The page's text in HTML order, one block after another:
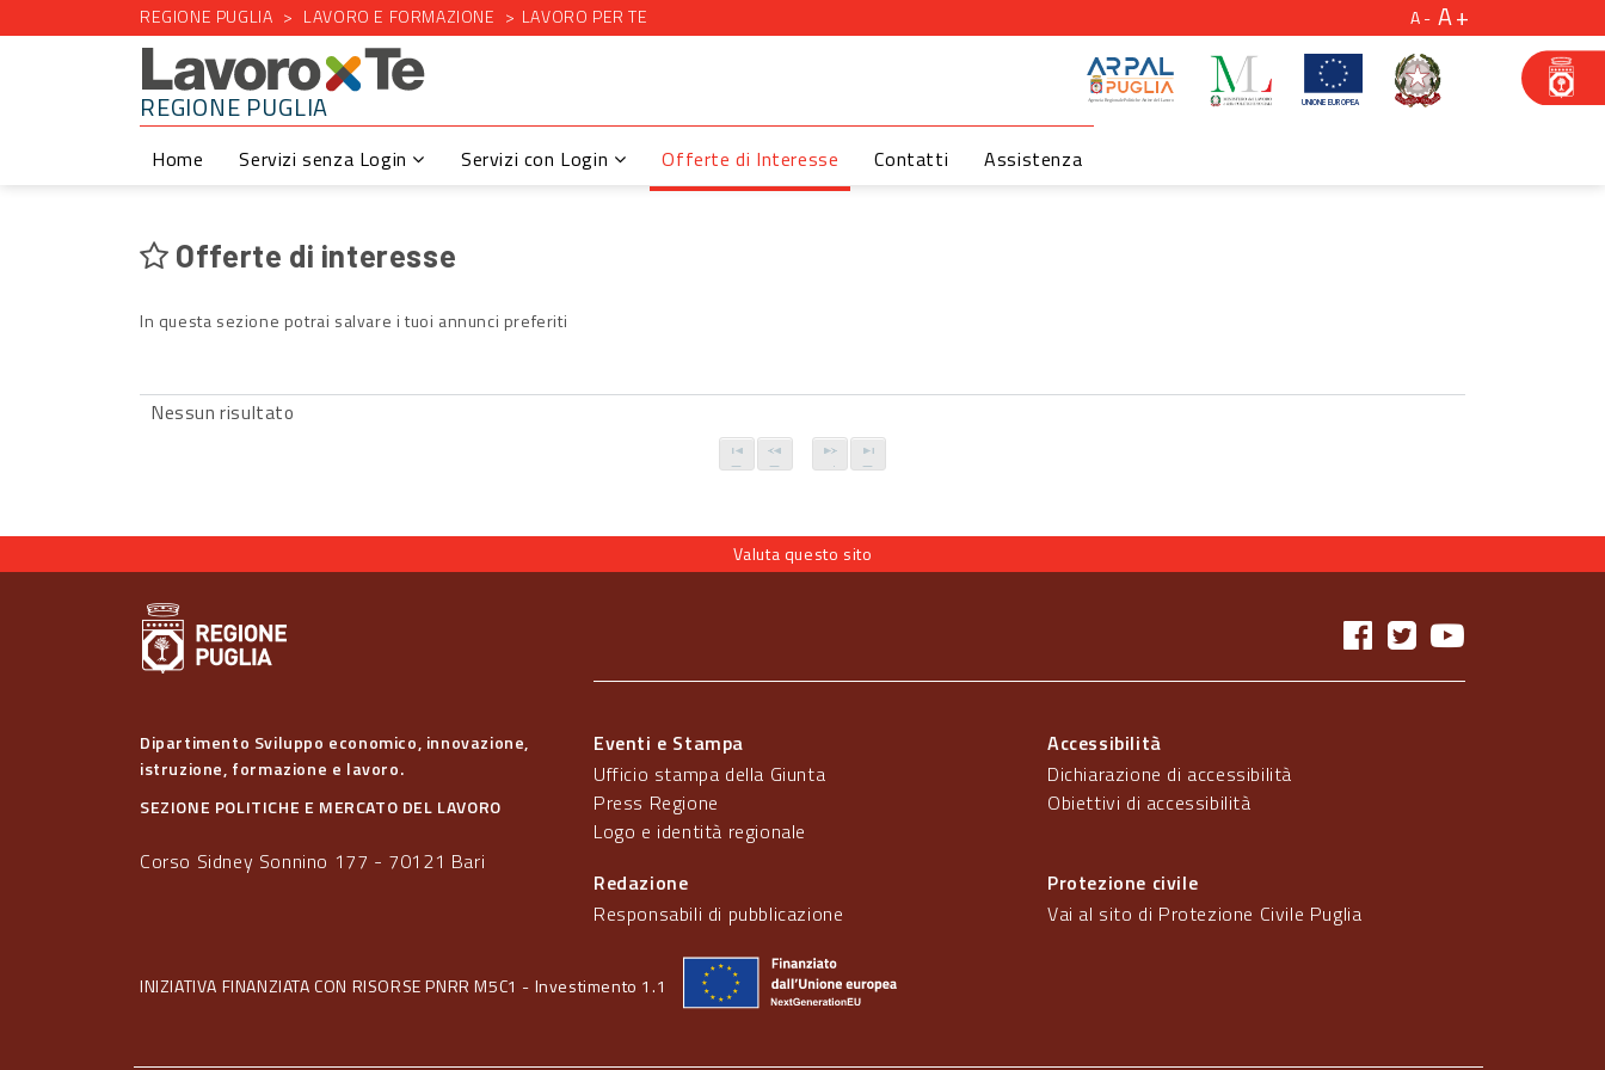
REGIONE PUGLIA LAVORO E FORMAZIONE LAVORO PER TE A A
REGIONE PUGLIA
Home Servizi senza Login Servizi con Login Offerte di Interesse Contatti Assistenza
Offerte di interesse
In questa sezione potrai salvare i tuoi annunci preferiti
Nessun risultato
Valuta questo sito
Dipartimento Sviluppo economico, innovazione,
istruzione, formazione e lavoro.
SEZIONE POLITICHE E MERCATO DEL LAVORO
Corso Sidney Sonnino 177 - 70121 Bari
Eventi e Stampa
Ufficio stampa della Giunta
Press Regione
Logo e identità regionale
Accessibilità
Dichiarazione di accessibilità
Obiettivi di accessibilità
Redazione
Responsabili di pubblicazione
Protezione civile
Vai al sito di Protezione Civile Puglia
INIZIATIVA FINANZIATA CON RISORSE PNRR M5C1 - Investimento 1.1